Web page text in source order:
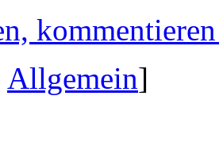
Allgemein]